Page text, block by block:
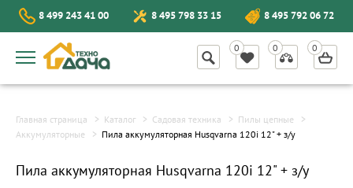
8 499 243 41 00 8 495 798 33 15 8 495 792 06 72
Главная страница Каталог Садовая техника
Пилы цепные
Аккумуляторные
Пила аккумуляторная Husqvarna 120i 12" + з/у
Пила аккумуляторная Husqvarna 120i 12" + з/у